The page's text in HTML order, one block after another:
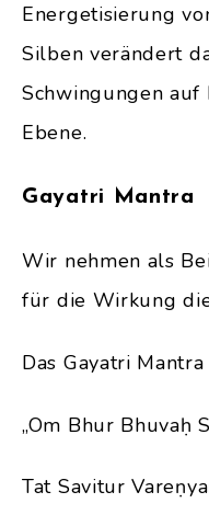
Energetisierung
Silben verändert
Schwingungen
Ebene.
Gayatri Mantra
Wir nehmen als
für die Wirkung
Das Gayatri
„Om Bhur Bhuvaḥ
Tat Savitur